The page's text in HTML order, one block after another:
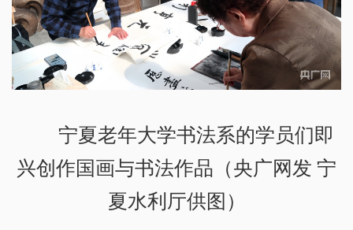
宁夏老年大学书法系的学员们即
兴创作国画与书法作品（央广网发 宁
夏水利厅供图）